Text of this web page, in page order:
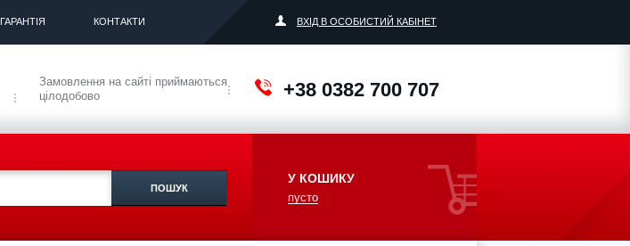
ГАРАНТІЯ КОНТАКТИ ВХІД В ОСОБИСТИЙ КАБІНЕТ
Замовлення на сайті приймаються
цілодобово
+38 0382 700 707
У КОШИКУ
пусто